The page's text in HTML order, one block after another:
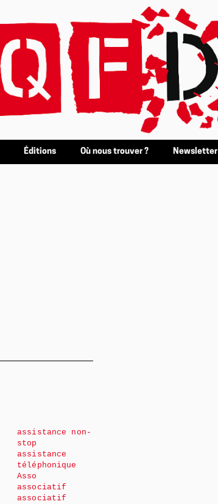
Éditions Où nous trouver ? Newsletter
assistance non-
stop
assistance
téléphonique
Asso
associatif
associatif